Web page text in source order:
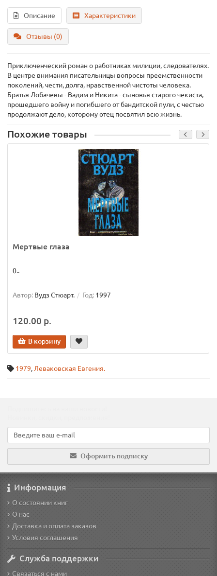
Описание Характеристики
Отзывы (0)
Приключенческий роман о работниках милиции, следователях.
В центре внимания писательницы вопросы преемственности
поколений, чести, долга, нравственной чистоты человека.
Братья Лобачевы - Вадим и Никита - сыновья старого чекиста,
прошедшего войну и погибшего от бандитской пули, с честью
продолжают дело, которому отец посвятил всю жизнь.
Похожие товары
Мертвые глаза
0..
Автор: Вудз Стюарт. Год: 1997
120.00 р.
В корзину
1979, Леваковская Евгения.
Оформить подписку
Информация
О состоянии книг
О нас
Доставка и оплата заказов
Условия соглашения
Служба поддержки
Связаться с нами